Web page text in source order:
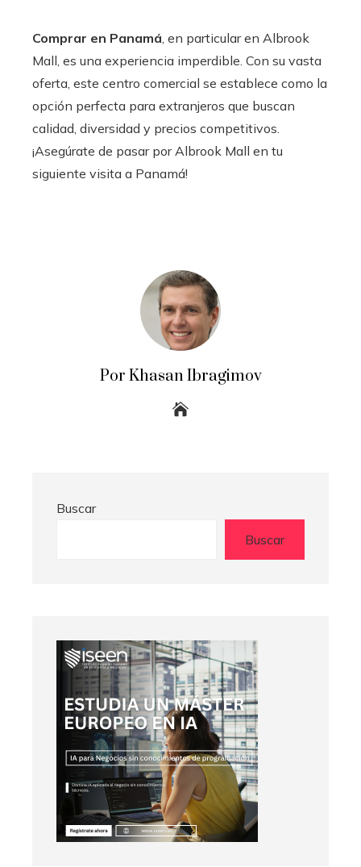
Comprar en Panamá , en particular en Albrook
Mall, es una experiencia imperdible. Con su vasta
oferta, este centro comercial se establece como la
opción perfecta para extranjeros que buscan
calidad, diversidad y precios competitivos.
¡Asegúrate de pasar por Albrook Mall en tu
siguiente visita a Panamá!
Por Khasan Ibragimov
Buscar
Buscar